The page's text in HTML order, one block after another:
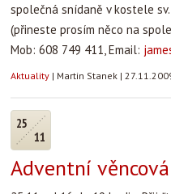
společná snídaně v kostele
(přineste prosím něco na
Mob: 608 749 411, Email:
Aktuality | Martin Stanek |
25
11
Adventní